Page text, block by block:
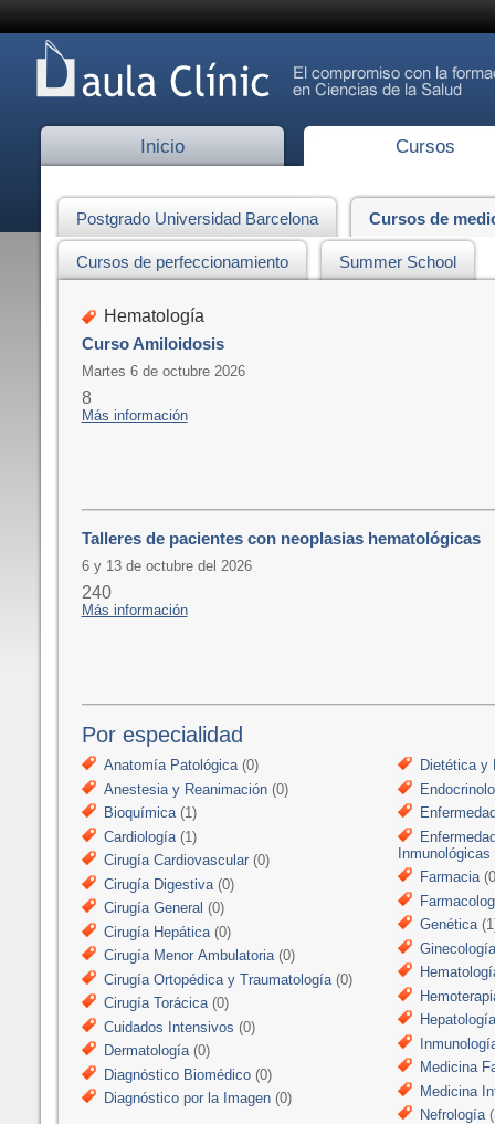
Inicio Cursos
Postgrado Universidad Barcelona Cursos de
Cursos de perfeccionamiento Summer School
Hematología
Curso Amiloidosis
Martes 6 de octubre 2026
8
Más información
Talleres de pacientes con neoplasias hematológicas
6 y 13 de octubre del 2026
240
Más información
Por especialidad
Anatomía Patológica(0)
Anestesia y Reanimación(0)
Bioquímica(1)
Cardiología(1)
Cirugía Cardiovascular(0)
Cirugía Digestiva(0)
Cirugía General (0)
Cirugía Hepática(0)
Cirugía Menor Ambulatoria(0)
Cirugía Ortopédica y Traumatología(0)
Cirugía Torácica(0)
Cuidados Intensivos (0)
Dermatología(0)
Diagnóstico Biomédico(0)
Diagnóstico por la Imagen(0)
Dietética y
Inmunológicas
Farmacia
Genética
Ginecología
Hepatología
Medicina
Medicina
Nefrología